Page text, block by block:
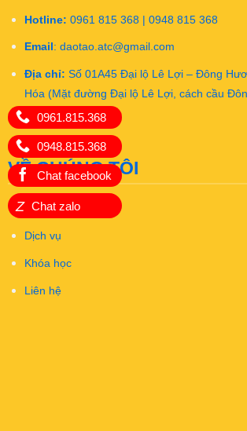
0961.815.368
0948.815.368
Chat facebook
Z Chat zalo
Hotline: 0961 815 368 | 0948 815 368
Email : daotao.atc@gmail.com
Địa chỉ: Số 01A45 Đại lộ Lê Lợi – Đông
Hóa (Mặt đường Đại lộ Lê Lợi, cách cầu
hướng Đông)
VỀ CHÚNG TÔI
Giới thiệu
Dịch vụ
Khóa học
Liên hệ